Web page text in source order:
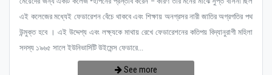
এই কলেজের মধ্যেই ফেডারেশন বেঁচে থাকবে এবং শিক্ষায় অনগ্রসর নারী জাতির অগ্রগতির পথ
উন্মুক্ত হবে । এই উদ্দেশ্য এবং লক্ষ্যকে মাথায় রেখে ফেডারেশনের কতিপয় বিদ্যানুরাগী মহিলা
সদস্য ১৯৬৫ সালে ইউনিভার্সিটি উইমেন্স ফেডারে...
See more